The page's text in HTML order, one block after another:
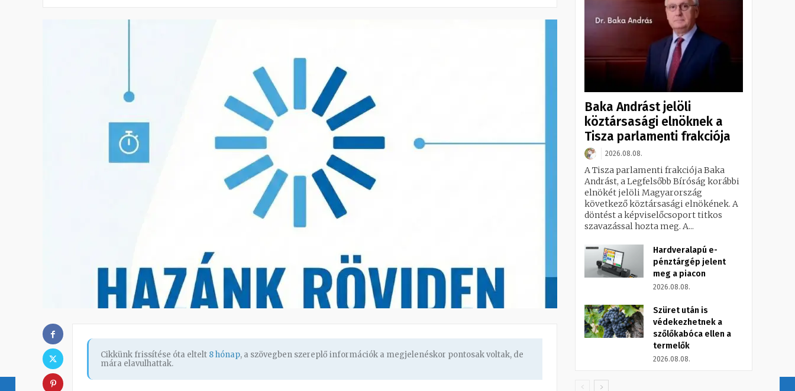
Cikkünk frissítése óta eltelt 8 hónap, a szövegben szereplő információk a megjelenéskor pontosak voltak, de
mára elavulhattak.
Baka Andrást jelöli
köztársasági elnöknek a
Tisza parlamenti frakciója
2026.08.08.
A Tisza parlamenti frakciója Baka
Andrást, a Legfelsőbb Bíróság korábbi
elnökét jelöli Magyarország
következő köztársasági elnökének. A
döntést a képviselőcsoport titkos
szavazással hozta meg. A...
Hardveralapú e-
pénztárgép jelent
meg a piacon
2026.08.08.
Szüret után is
védekezhetnek a
szőlőkabóca ellen a
termelők
2026.08.08.